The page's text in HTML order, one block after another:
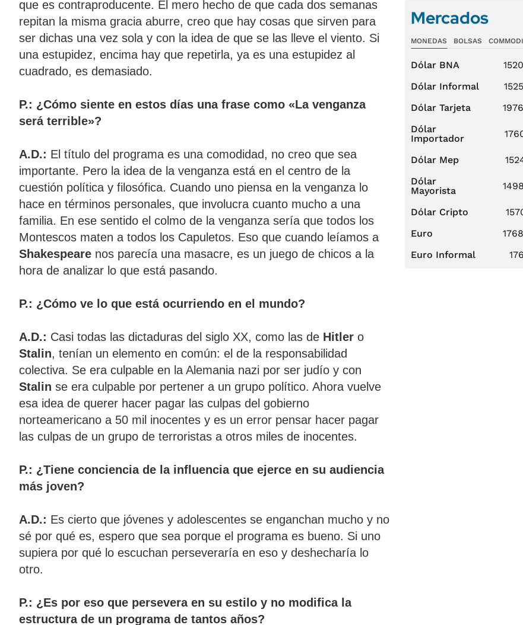
que es contraproducente. El mero hecho de que cada dos semanas
repitan la misma gracia aburre, creo que hay cosas que sirven para
ser dichas una vez sola y con la idea de que se las lleve el viento. Si
una estupidez, encima hay que repetirla, ya es una estupidez al
cuadrado, es demasiado.
P.: ¿Cómo siente en estos días una frase como «La venganza
será terrible»?
A.D.: El título del programa es una comodidad, no creo que sea
importante. Pero la idea de la venganza está en el centro de la
cuestión política y filosófica. Cuando uno piensa en la venganza lo
hace en términos personales, que involucra cuanto mucho a una
familia. En ese sentido el colmo de la venganza sería que todos los
Montescos maten a todos los Capuletos. Eso que cuando leíamos a
Shakespeare nos parecía una masacre, es un juego de chicos a la
hora de analizar lo que está pasando.
P.: ¿Cómo ve lo que está ocurriendo en el mundo?
A.D.: Casi todas las dictaduras del siglo XX, como las de Hitler o
Stalin, tenían un elemento en común: el de la responsabilidad
colectiva. Se era culpable en la Alemania nazi por ser judío y con
Stalin se era culpable por pertener a un grupo político. Ahora vuelve
esa idea de querer hacer pagar las culpas del gobierno
norteamericano a 50 mil inocentes y es un error pensar hacer pagar
las culpas de un grupo de terroristas a otros miles de inocentes.
P.: ¿Tiene conciencia de la influencia que ejerce en su audiencia
más joven?
A.D.: Es cierto que jóvenes y adolescentes se enganchan mucho y no
sé por qué es, espero que sea porque el programa es bueno. Si uno
supiera por qué lo escuchan perseveraría en eso y deshecharía lo
otro.
P.: ¿Es por eso que persevera en su estilo y no modifica la
estructura de un programa de tantos años?
Mercados
MONEDAS BOLSAS
Dólar BNA
Dólar Informal
Dólar Tarjeta
Dólar
Importador
Dólar Mep
Dólar
Mayorista
Dólar Cripto
Euro
Euro Informal